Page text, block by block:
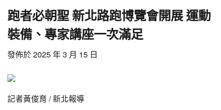
跑者必朝聖 新北路跑博覽會開展 運動
裝備、專家講座一次滿足
發佈於2025 年 3 月 15 日
記者黃俊育 / 新北報導